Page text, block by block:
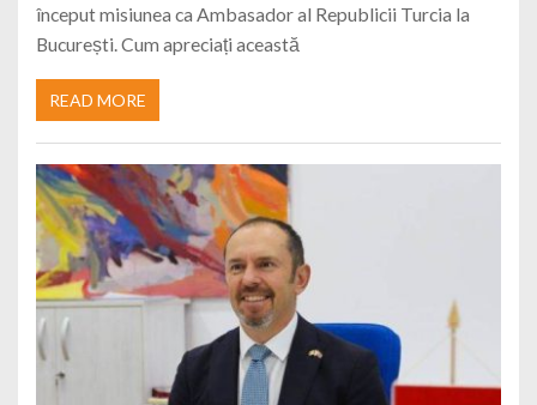
început misiunea ca Ambasador al Republicii Turcia la
București. Cum apreciați această
READ MORE